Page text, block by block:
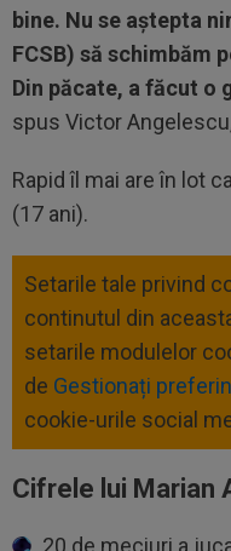
bine. Nu se aștepta
FCSB) să schimbăm
Din păcate, a făcut o
spus Victor
Rapid îl mai are în lot
(17 ani).
Setarile tale privind
continutul din
setarile modulelor
de Gestionați
cookie-urile social
Cifrele lui Marian
20 de meciuri a